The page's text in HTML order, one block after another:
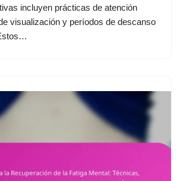
incluyen prácticas de atención
visualización y períodos de descanso